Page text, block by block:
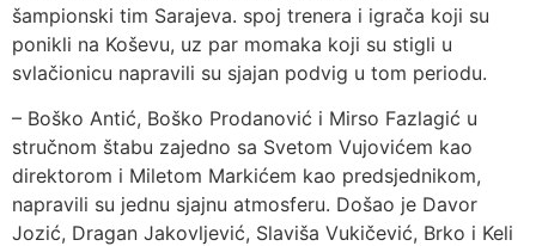
šampionski tim Sarajeva. spoj trenera i igrača koji su
ponikli na Koševu, uz par momaka koji su stigli u
svlačionicu napravili su sjajan podvig u tom periodu.
– Boško Antić, Boško Prodanović i Mirso Fazlagić u
stručnom štabu zajedno sa Svetom Vujovićem kao
direktorom i Miletom Markićem kao predsjednikom,
napravili su jednu sjajnu atmosferu. Došao je Davor
Jozić, Dragan Jakovljević, Slaviša Vukičević, Brko i Keli